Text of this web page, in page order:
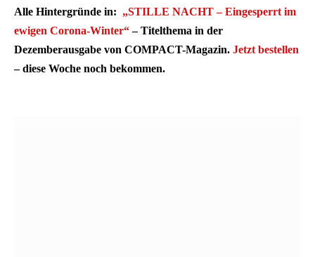
Alle Hintergründe in: „STILLE NACHT – Eingesperrt im
ewigen Corona-Winter“– Titelthema in der
Dezemberausgabe von COMPACT-Magazin. Jetzt bestellen
– diese Woche noch bekommen.